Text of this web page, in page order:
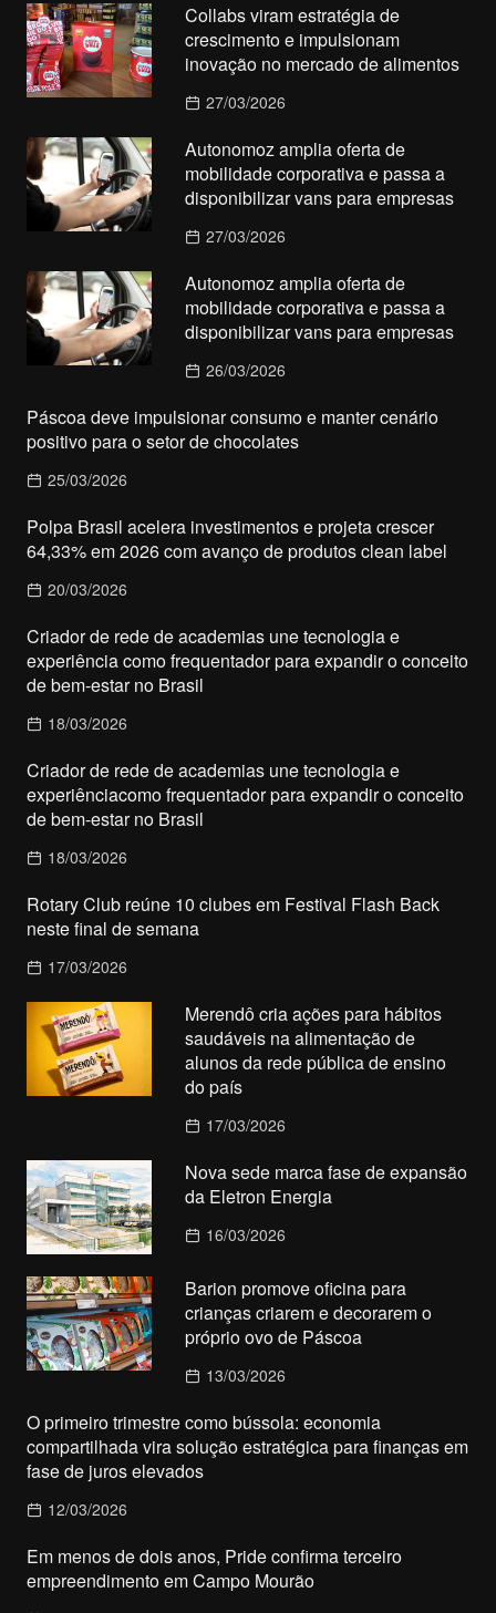
Collabs viram estratégia de
crescimento e impulsionam
inovação no mercado de alimentos
27/03/2026
Autonomoz amplia oferta de
mobilidade corporativa e passa a
disponibilizar vans para empresas
27/03/2026
Autonomoz amplia oferta de
mobilidade corporativa e passa a
disponibilizar vans para empresas
26/03/2026
Páscoa deve impulsionar consumo e manter cenário
positivo para o setor de chocolates
25/03/2026
Polpa Brasil acelera investimentos e projeta crescer
64,33% em 2026 com avanço de produtos clean label
20/03/2026
Criador de rede de academias une tecnologia e
experiência como frequentador para expandir o conceito
de bem-estar no Brasil
18/03/2026
Criador de rede de academias une tecnologia e
experiênciacomo frequentador para expandir o conceito
de bem-estar no Brasil
18/03/2026
Rotary Club reúne 10 clubes em Festival Flash Back
neste final de semana
17/03/2026
Merendô cria ações para hábitos
saudáveis na alimentação de
alunos da rede pública de ensino
do país
17/03/2026
Nova sede marca fase de expansão
da Eletron Energia
16/03/2026
Barion promove oficina para
crianças criarem e decorarem o
próprio ovo de Páscoa
13/03/2026
O primeiro trimestre como bússola: economia
compartilhada vira solução estratégica para finanças em
fase de juros elevados
12/03/2026
Em menos de dois anos, Pride confirma terceiro
empreendimento em Campo Mourão